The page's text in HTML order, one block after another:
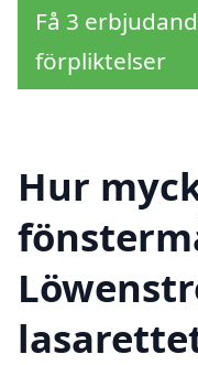
Få 3
förpliktelser
Hur